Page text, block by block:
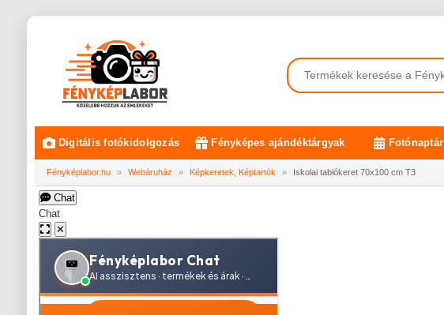
Digitális fotókidolgozás Fényképes ajándéktárgyak Fotónaptár
Fényképlabor.hu » Webáruház » Képkeretek, Képtartók » Iskolai tablókeret 70x100 cm T3
Chat
Chat
✕